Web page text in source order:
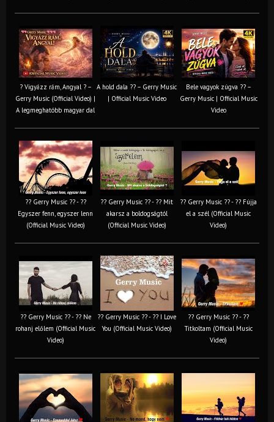
? Vigyázz rám, Angyal ? –
Gerry Music (Official Video) |
A legmeghatóbb magyar dal
A hold dala ?? – Gerry Music
| Official Music Video
Bele vagyok zúgva ?? –
Gerry Music | Official Music
Video
?? Gerry Music ?? - ??
Egyszer fenn, egyszer lenn
(Official Music Video)
?? Gerry Music ?? - ?? Mit
akarsz a boldogságtól
(Official Music Video)
?? Gerry Music ?? - ?? Fújja
el a szél (Official Music
Video)
?? Gerry Music ?? - ?? Ne
rohanj előlem (Official Music
Video)
?? Gerry Music ?? - ?? I Love
You (Official Music Video)
?? Gerry Music ?? - ??
Titkoltam (Official Music
Video)